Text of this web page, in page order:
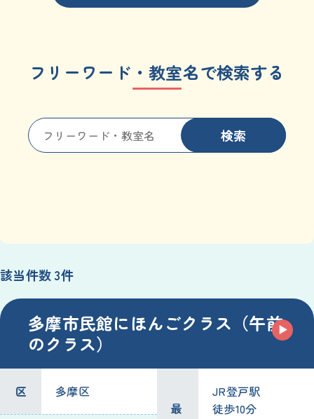
フリーワード・ 教室名で検索する
検索
該当件数3件
多摩市民館にほんごクラス（午前
のクラス）
区 多摩区
最
JR登戸駅
徒歩10分